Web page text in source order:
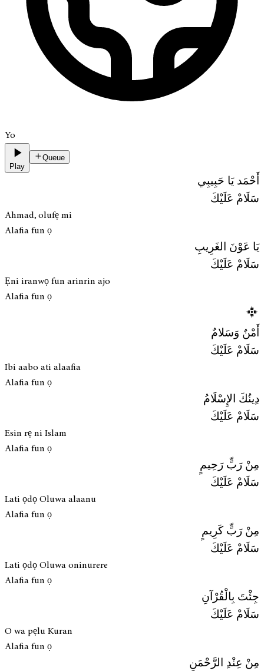
Yo
Play
Queue
أَحْمَد يَا حَبِيبِي
سَلَامْ عَلَيْكَ
Ahmad, olufẹ mi
Alafia fun ọ
يَا عَوْنَ الغَرِيبِ
سَلَامْ عَلَيْكَ
Ẹni iranwọ fun arinrin ajo
Alafia fun ọ
أَمْنٌ وَسَلامٌ
سَلَامْ عَلَيْكَ
Ibi aabo ati alaafia
Alafia fun ọ
دِينُكَ الإِسْلَامُ
سَلَامْ عَلَيْكَ
Esin rẹ ni Islam
Alafia fun ọ
مِنْ رَبٍّ رَحِيمٍ
سَلَامْ عَلَيْكَ
Lati ọdọ Oluwa alaanu
Alafia fun ọ
مِنْ رَبٍّ كَرِيمٍ
سَلَامْ عَلَيْكَ
Lati ọdọ Oluwa oninurere
Alafia fun ọ
جِئْتَ بِالْقُرْآنِ
سَلَامْ عَلَيْكَ
O wa pẹlu Kuran
Alafia fun ọ
مِنْ عِنْدِ الرَّحْمَنِ